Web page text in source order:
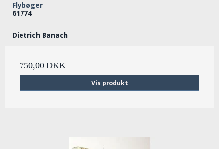
Flybøger
61774
Dietrich Banach
750,00 DKK
Vis produkt